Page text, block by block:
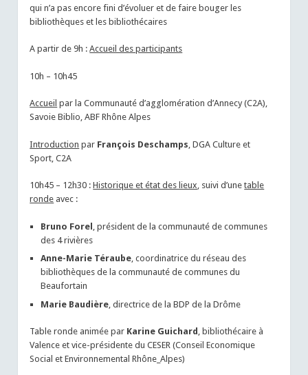
qui n’a pas encore fini d’évoluer et de faire bouger les
bibliothèques et les bibliothécaires
A partir de 9h :Accueil des participants
10h – 10h45
Accueil par la Communauté d’agglomération d’Annecy (C2A),
Savoie Biblio, ABF Rhône Alpes
Introduction par François Deschamps , DGA Culture et
Sport, C2A
10h45 – 12h30 :Historique et état des lieux, suivi d’unetable
ronde avec :
Bruno Forel
, président de la communauté de communes
des 4 rivières
Anne-Marie Téraube, coordinatrice du réseau des
bibliothèques de la communauté de communes du
Beaufortain
Marie Baudière, directrice de la BDP de la Drôme
Table ronde animée par Karine Guichard , bibliothécaire à
Valence et vice-présidente du CESER (Conseil Economique
Social et Environnemental Rhône_Alpes)